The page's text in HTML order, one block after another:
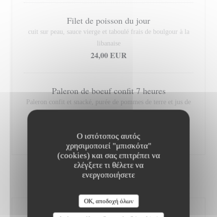
Ο ιστότοπος αυτός
χρησιμοποιεί "μπισκότα"
(cookies) και σας επιτρέπει να
ελέγξετε τι θέλετε να
ενεργοποιήσετε
OK, αποδοχή όλων
Filet de poisson du jour
cuit sur peau, sauce vierge et taboulé frais de boulgour à la
libanaise
24,00 EUR
Paleron de boeuf confit 7 heures
Paleron confit et snacké, purée de pommes de terre et jus de
23,00 EUR
DESSERTS